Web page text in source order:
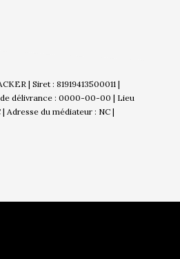
| Siret : 81919413500011 |
délivrance : 0000-00-00 | Lieu
Adresse du médiateur : NC |